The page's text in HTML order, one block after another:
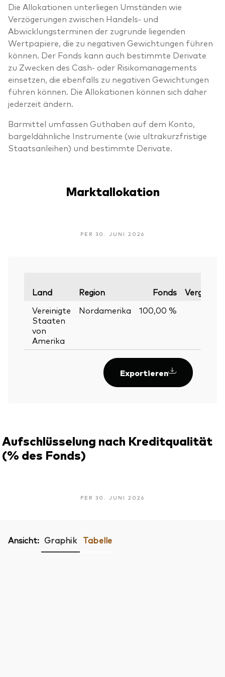
Die Allokationen unterliegen Umständen wie
Verzögerungen zwischen Handels- und
Abwicklungsterminen der zugrunde liegenden
Wertpapiere, die zu negativen Gewichtungen führen
können. Der Fonds kann auch bestimmte Derivate
zu Zwecken des Cash- oder Risikomanagements
einsetzen, die ebenfalls zu negativen Gewichtungen
führen können. Die Allokationen können sich daher
jederzeit ändern.
Barmittel umfassen Guthaben auf dem Konto,
bargeldähnliche Instrumente (wie ultrakurzfristige
Staatsanleihen) und bestimmte Derivate.
Marktallokation
PER 30. JUNI 2026
Land Region Fonds
Vereinigte
Staaten
von
Amerika
Nordamerika 100,00 %
Exportieren
Aufschlüsselung nach Kreditqualität
(% des Fonds)
PER 30. JUNI 2026
Ansicht: Graphik Tabelle